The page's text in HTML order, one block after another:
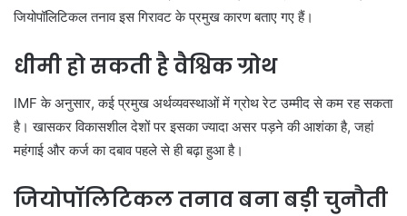
जियोपॉलिटिकल तनाव इस गिरावट के प्रमुख कारण बताए गए हैं।
धीमी हो सकती है वैश्विक ग्रोथ
IMF के अनुसार, कई प्रमुख अर्थव्यवस्थाओं में ग्रोथ रेट उम्मीद से कम रह सकता
है। खासकर विकासशील देशों पर इसका ज्यादा असर पड़ने की आशंका है, जहां
महंगाई और कर्ज का दबाव पहले से ही बढ़ा हुआ है।
जियोपॉलिटिकल तनाव बना बड़ी चुनौती